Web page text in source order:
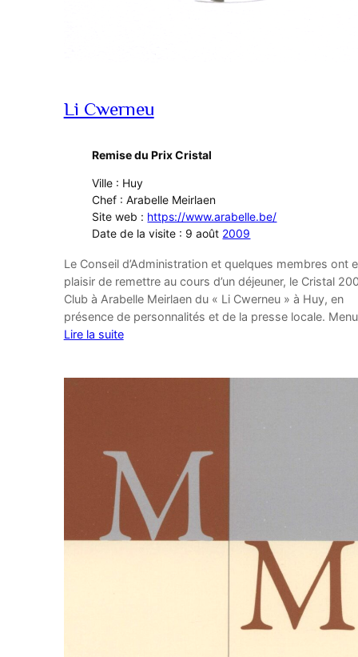
Li Cwerneu
Remise du Prix Cristal
Ville : Huy
Chef : Arabelle Meirlaen
Site web : https://www.arabelle.be/
Date de la visite : 9 août 2009
Le Conseil d’Administration et quelques membres ont
plaisir de remettre au cours d’un déjeuner, le Cristal
Club à Arabelle Meirlaen du « Li Cwerneu » à Huy, en
présence de personnalités et de la presse locale. Menu
Lire la suite